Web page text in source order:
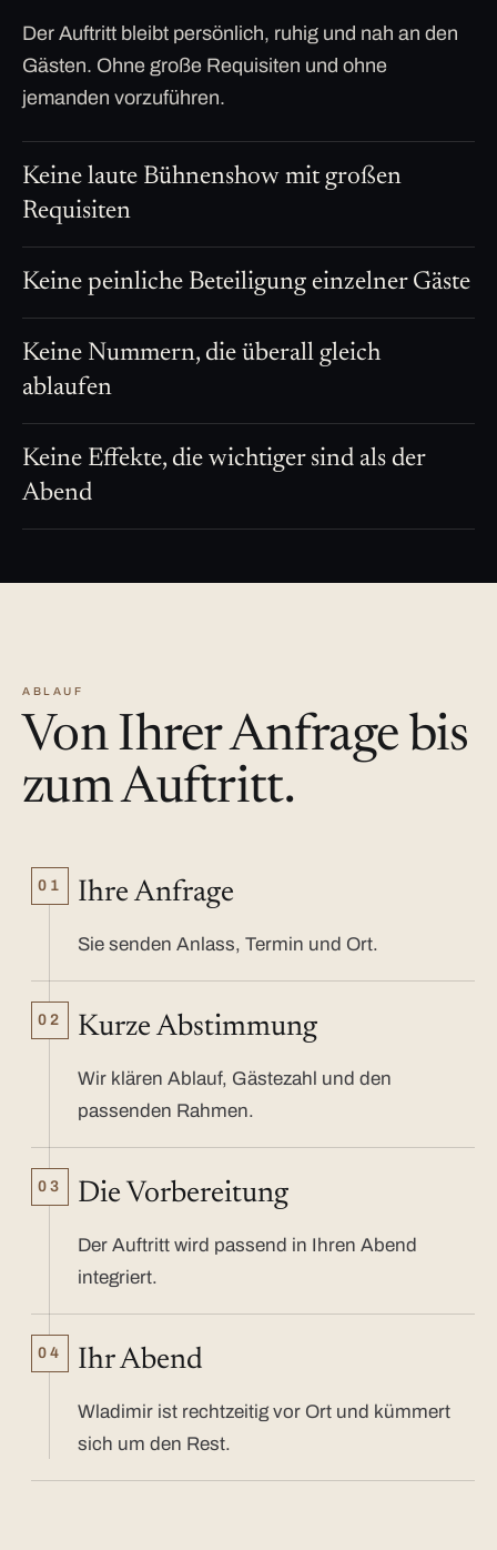
Der Auftritt bleibt persönlich, ruhig und nah an den
Gästen. Ohne große Requisiten und ohne
jemanden vorzuführen.
Keine laute Bühnenshow mit großen
Requisiten
Keine peinliche Beteiligung einzelner Gäste
Keine Nummern, die überall gleich
ablaufen
Keine Effekte, die wichtiger sind als der
Abend
ABLAUF
Von Ihrer Anfrage bis
zum Auftritt.
01 Ihre Anfrage
Sie senden Anlass, Termin und Ort.
02 Kurze Abstimmung
Wir klären Ablauf, Gästezahl und den
passenden Rahmen.
03 Die Vorbereitung
Der Auftritt wird passend in Ihren Abend
integriert.
04 Ihr Abend
Wladimir ist rechtzeitig vor Ort und kümmert
sich um den Rest.